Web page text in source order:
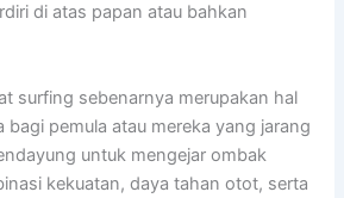
di atas papan atau bahkan
surfing sebenarnya merupakan hal
bagi pemula atau mereka yang jarang
untuk mengejar ombak
kekuatan, daya tahan otot, serta